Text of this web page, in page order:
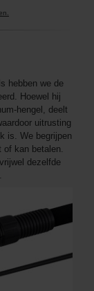
hebben we de
Hoewel hij
hengel, deelt
uitrusting
is. We begrijpen
of kan betalen.
dezelfde